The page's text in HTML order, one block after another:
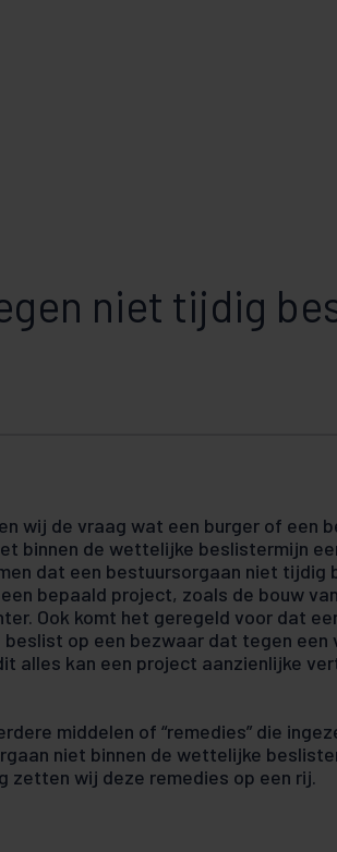
niet tijdig
wij de vraag wat een burger of een
binnen de wettelijke beslistermijn
dat een bestuursorgaan niet tijdig
bepaald project, zoals de bouw
Ook komt het geregeld voor dat
op een bezwaar dat tegen een
alles kan een project aanzienlijke
middelen of “remedies” die
niet binnen de wettelijke
zetten wij deze remedies op een rij.